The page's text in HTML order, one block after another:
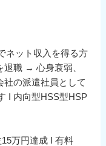
ネット収入を得る方
退職 → 心身衰弱、
社の派遣社員として
I 内向型HSS型HSP
万円達成 I 有料